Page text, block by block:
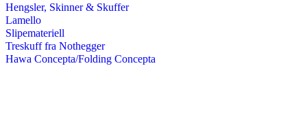
Hengsler, Skinner & Skuffer
Lamello
Slipemateriell
Treskuff fra Nothegger
Hawa Concepta/Folding Concepta